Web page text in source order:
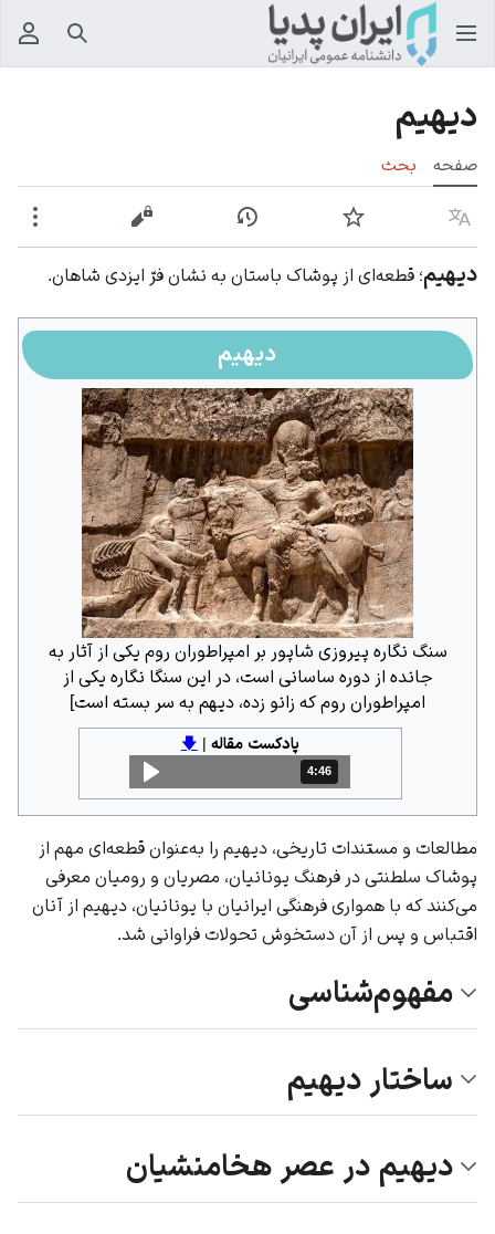
جستجو
دیهیم
صفحه بحث
زبان پیگیری نمایش تاریخچهنمایش مبدأ
دیهیم؛ قطعه‌ای از پوشاک باستان به نشان فرّ ایزدی شاهان.
دیهیم
سنگ نگاره پیروزی شاپور بر امپراطوران روم یکی از آثار به
جانده از دوره ساسانی است، در این سنگا نگاره یکی از
امپراطوران روم که زانو زده، دیهم به سر بسته است]
پادکست مقاله |
🡇
مدت: 4 دقیقه و 46 ثانیه
4:46
مطالعات و مستندات تاریخی، دیهیم را به‌عنوان قطعه‌ای مهم از
پوشاک سلطنتی در فرهنگ یونانیان، مصریان و رومیان معرفی
می‌کنند که با همواری فرهنگی ایرانیان با یونانیان، دیهیم از آنان
اقتباس و پس از آن دستخوش تحولات فراوانی شد.
مفهوم‌شناسی
ساختار دیهیم
دیهیم در عصر هخامنشیان